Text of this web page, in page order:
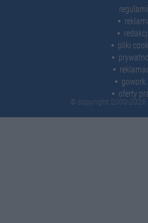
pliki
oferty
© copyright 2000-2026